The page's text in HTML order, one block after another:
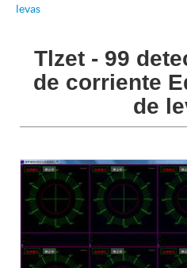
levas
Tlzet - 99
de corriente
de